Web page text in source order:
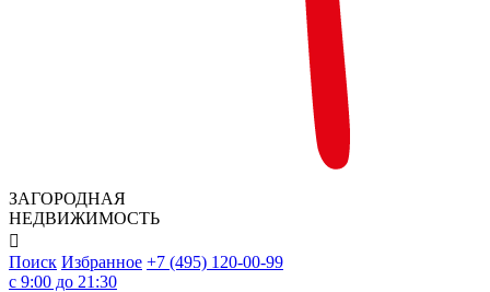
ЗАГОРОДНАЯ
НЕДВИЖИМОСТЬ

Поиск Избранное +7 (495) 120-00-99
c 9:00 до 21:30